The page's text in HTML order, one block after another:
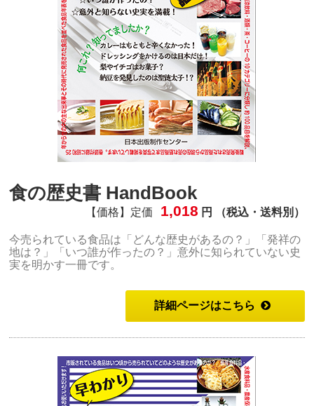
食の歴史書 HandBook
【価格】定価 1,018 円 （税込・送料別）
今売られている食品は「どんな歴史があるの？」「発祥の
地は？」「いつ誰が作ったの？」意外に知られていない史
実を明かす一冊です。
詳細ページはこちら